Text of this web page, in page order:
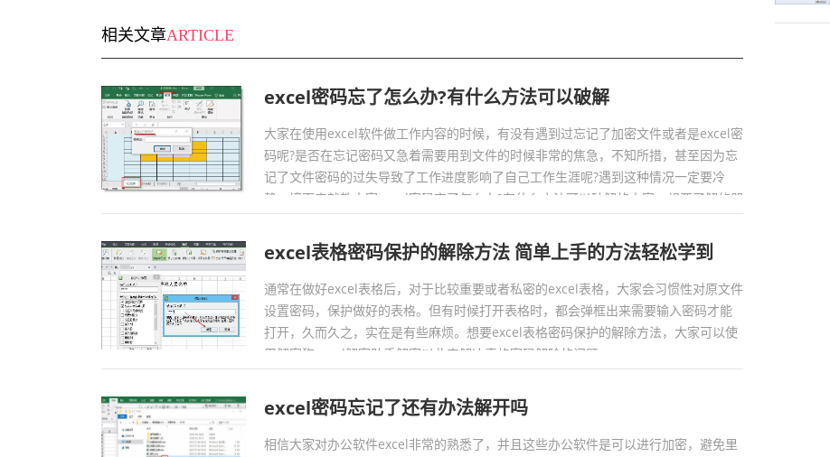
相关文章ARTICLE
excel密码忘了怎么办?有什么方法可以破解
大家在使用excel软件做工作内容的时候，有没有遇到过忘记了加密文件或者是excel密
码呢?是否在忘记密码又急着需要用到文件的时候非常的焦急，不知所措，甚至因为忘
记了文件密码的过失导致了工作进度影响了自己工作生涯呢?遇到这种情况一定要冷
静，接下来就教大家excel密码忘了怎么办?有什么方法可以破解的内容，想要了解的朋
友就过来看一看吧。...
excel表格密码保护的解除方法 简单上手的方法轻松学到
通常在做好excel表格后，对于比较重要或者私密的excel表格，大家会习惯性对原文件
设置密码，保护做好的表格。但有时候打开表格时，都会弹框出来需要输入密码才能
打开，久而久之，实在是有些麻烦。想要excel表格密码保护的解除方法，大家可以使
用解密狗excel解密助手解密以此来解决表格密码解除的问题。...
excel密码忘记了还有办法解开吗
相信大家对办公软件excel非常的熟悉了，并且这些办公软件是可以进行加密，避免里